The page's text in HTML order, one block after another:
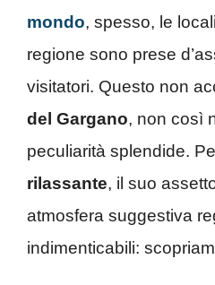
mondo, spesso, le
regione sono prese
visitatori. Questo non
del Gargano, non così
peculiarità splendide.
rilassante, il suo
atmosfera suggestiva
indimenticabili: